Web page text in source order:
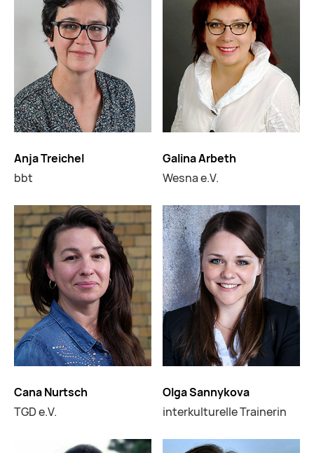
Anja Treichel
bbt
Galina Arbeth
Wesna e.V.
Cana Nurtsch
TGD e.V.
Olga Sannykova
interkulturelle Trainerin